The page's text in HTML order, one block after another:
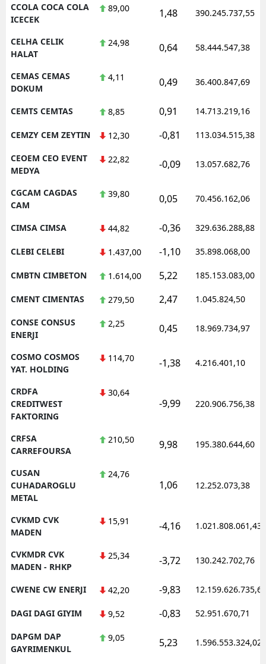
CCOLA COCA COLA
ICECEK
89,00 1,48 390.245.737,55
CELHA CELIK
HALAT
24,98 0,64 58.444.547,38
CEMAS CEMAS
DOKUM
4,11 0,49 36.400.847,69
CEMTS CEMTAS 8,85 0,91 14.713.219,16
CEMZY CEM ZEYTIN 12,30 -0,81 113.034.515,38
CEOEM CEO EVENT
MEDYA
22,82 -0,09 13.057.682,76
CGCAM CAGDAS
CAM
39,80 0,05 70.456.162,06
CIMSA CIMSA 44,82 -0,36 329.636.288,88
CLEBI CELEBI 1.437,00 -1,10 35.898.068,00
CMBTN CIMBETON 1.614,00 5,22 185.153.083,00
CMENT CIMENTAS 279,50 2,47 1.045.824,50
CONSE CONSUS
ENERJI
2,25 0,45 18.969.734,97
COSMO COSMOS
YAT. HOLDING
114,70 -1,38 4.216.401,10
CRDFA
CREDITWEST
FAKTORING
30,64
-9,99 220.906.756,38
CRFSA
CARREFOURSA
210,50 9,98 195.380.644,60
CUSAN
CUHADAROGLU
METAL
24,76
1,06 12.252.073,38
CVKMD CVK
MADEN
15,91 -4,16 1.021.808.061,43
CVKMDR CVK
MADEN - RHKP
25,34 -3,72 130.242.702,76
CWENE CW ENERJI 42,20 -9,83 12.159.626.735,62
DAGI DAGI GIYIM 9,52 -0,83 52.951.670,71
DAPGM DAP
GAYRIMENKUL
9,05 5,23 1.596.553.324,02